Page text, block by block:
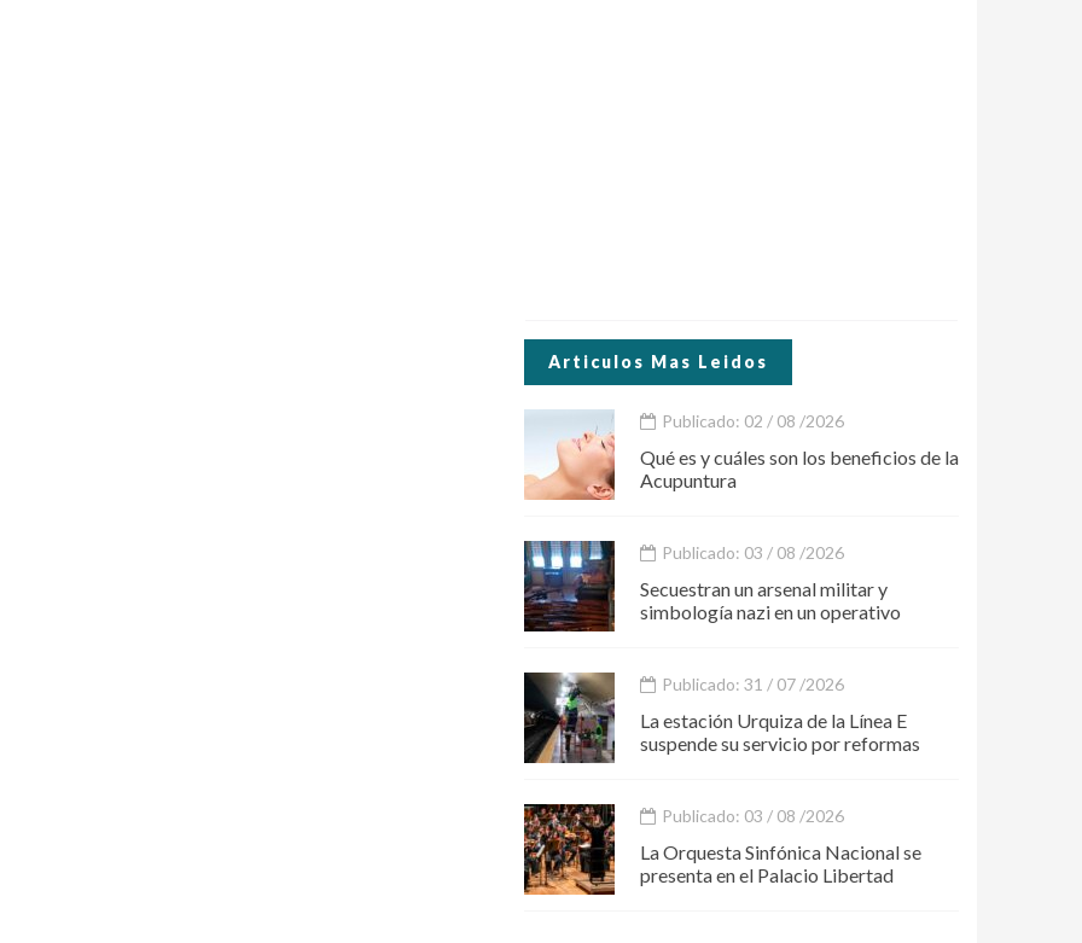
Articulos Mas Leidos
Publicado: 02 / 08 /2026
Qué es y cuáles son los beneficios de la
Acupuntura
Publicado: 03 / 08 /2026
Secuestran un arsenal militar y
simbología nazi en un operativo
Publicado: 31 / 07 /2026
La estación Urquiza de la Línea E
suspende su servicio por reformas
Publicado: 03 / 08 /2026
La Orquesta Sinfónica Nacional se
presenta en el Palacio Libertad